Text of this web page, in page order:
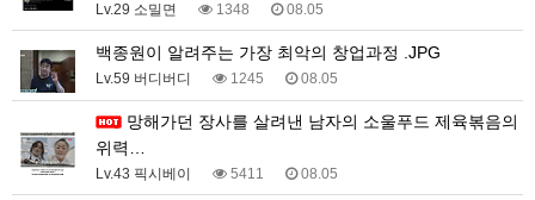
Lv.29 소밀면 1348 08.05
백종원이 알려주는 가장 최악의 창업과정 .JPG
Lv.59 버디버디 1245 08.05
위력…
Lv.43 픽시베이 5411 08.05